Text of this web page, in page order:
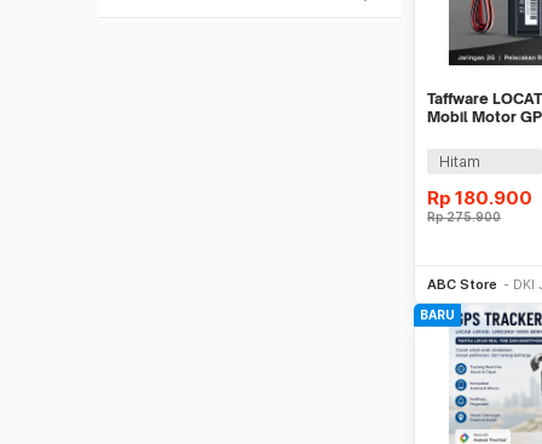
Taffware
Mobil Motor
Hitam
Rp 180.900
Rp275.900
ABC Store DKI
BARU